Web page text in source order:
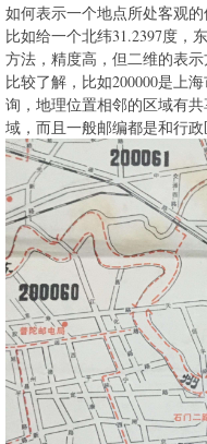
如何表示一个地点所处客观
比如给一个北纬31.2397度，
方法，精度高，但二维的表
比较了解，比如200000是上
询，地理位置相邻的区域有
域，而且一般邮编都是和行